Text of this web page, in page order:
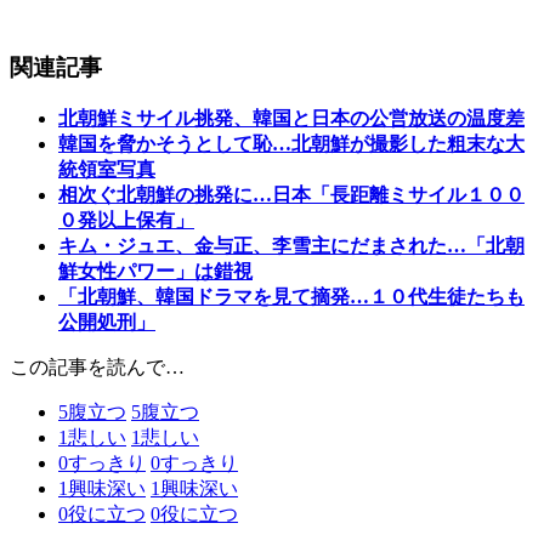
関連記事
北朝鮮ミサイル挑発、韓国と日本の公営放送の温度差
韓国を脅かそうとして恥…北朝鮮が撮影した粗末な大
統領室写真
相次ぐ北朝鮮の挑発に…日本「長距離ミサイル１００
０発以上保有」
キム・ジュエ、金与正、李雪主にだまされた…「北朝
鮮女性パワー」は錯視
「北朝鮮、韓国ドラマを見て摘発…１０代生徒たちも
公開処刑」
この記事を読んで…
5腹立つ 5腹立つ
1悲しい 1悲しい
0すっきり 0すっきり
1興味深い 1興味深い
0役に立つ 0役に立つ